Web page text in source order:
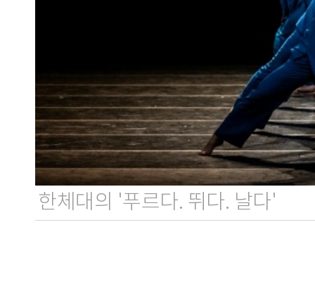
한체대의 '푸르다. 뛰다. 날다'